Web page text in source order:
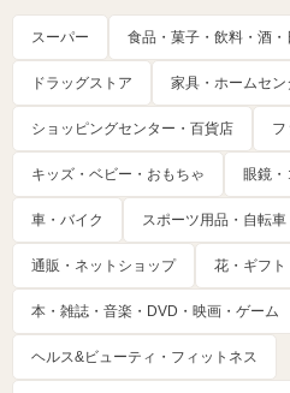
スーパー 食品・菓子・飲料・酒
ドラッグストア 家具・ホームセン
ショッピングセンター・百貨店 フ
キッズ・ベビー・おもちゃ 眼鏡
車・バイク スポーツ用品・自転車
通販・ネットショップ 花・ギフト
本・雑誌・音楽・DVD・映画・ゲーム
ヘルス&ビューティ・フィットネス